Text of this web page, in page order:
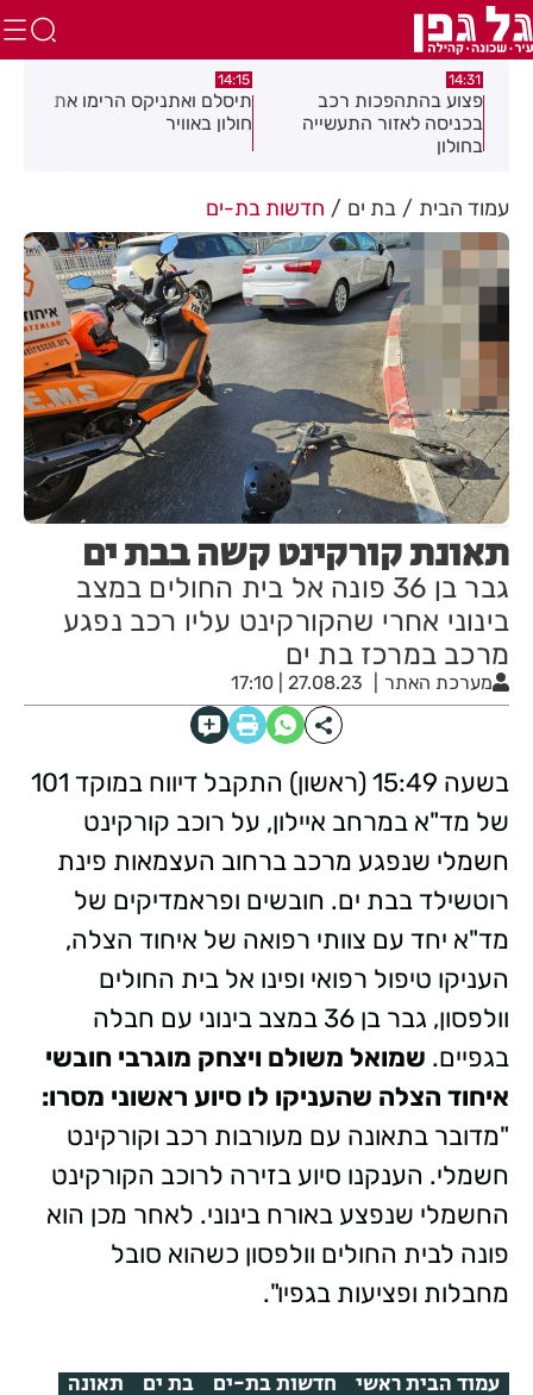
14:31
פצוע בהתהפכות רכב
בכניסה לאזור התעשייה
בחולון
14:15
תיסלם ואתניקס הרימו את
חולון באוויר
עמוד הבית בת ים חדשות בת-ים
תאונת קורקינט קשה בבת ים
גבר בן 36 פונה אל בית החולים במצב
בינוני אחרי שהקורקינט עליו רכב נפגע
מרכב במרכז בת ים
מערכת האתר 27.08.23 | 17:10
בשעה 15:49 (ראשון) התקבל דיווח במוקד 101
של מד"א במרחב איילון, על רוכב קורקינט
חשמלי שנפגע מרכב ברחוב העצמאות פינת
רוטשילד בבת ים. חובשים ופראמדיקים של
מד"א יחד עם צוותי רפואה של איחוד הצלה,
העניקו טיפול רפואי ופינו אל בית החולים
וולפסון, גבר בן 36 במצב בינוני עם חבלה
בגפיים. שמואל משולם ויצחק מוגרבי חובשי
איחוד הצלה שהעניקו לו סיוע ראשוני מסרו:
"מדובר בתאונה עם מעורבות רכב וקורקינט
חשמלי. הענקנו סיוע בזירה לרוכב הקורקינט
החשמלי שנפצע באורח בינוני. לאחר מכן הוא
פונה לבית החולים וולפסון כשהוא סובל
מחבלות ופציעות בגפיו".
עמוד הבית ראשי חדשות בת-ים בת ים תאונה